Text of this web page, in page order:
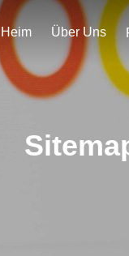
Heim Über Uns